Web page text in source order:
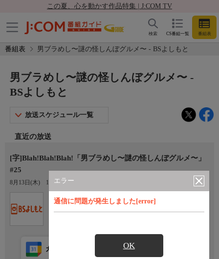
この夏、心を動かす作品特集 | J:COM TV
CS番組一覧 番組表
検索
番組表 男ブラめし〜謎の怪しんぼグルメ〜 - BSよしもと
エラー
通信に問題が発生しました[error]
OK
男ブラめし〜謎の怪しんぼグルメ〜 -
BSよしもと
放送スケジュール一覧
直近の放送
[字]Blah!Blah!Blah!「男ブラめし〜謎の怪しんぼグルメ〜」
#25
8月13日(木) 10:00〜10:30
Ch.265
BSよしもと
カレンダー登録 アプリ視聴